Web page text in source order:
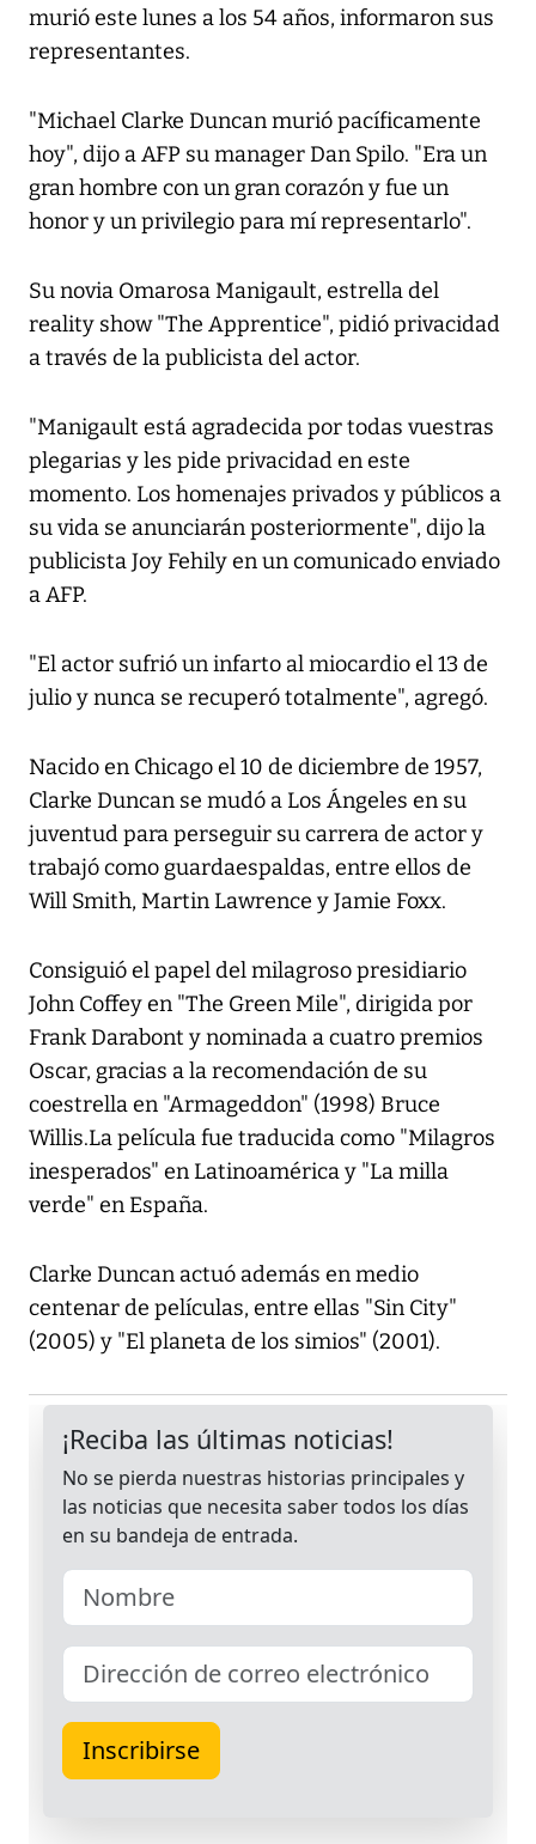
murió este lunes a los 54 años, informaron sus
representantes.
"Michael Clarke Duncan murió pacíficamente
hoy", dijo a AFP su manager Dan Spilo. "Era un
gran hombre con un gran corazón y fue un
honor y un privilegio para mí representarlo".
Su novia Omarosa Manigault, estrella del
reality show "The Apprentice", pidió privacidad
a través de la publicista del actor.
"Manigault está agradecida por todas vuestras
plegarias y les pide privacidad en este
momento. Los homenajes privados y públicos a
su vida se anunciarán posteriormente", dijo la
publicista Joy Fehily en un comunicado enviado
a AFP.
"El actor sufrió un infarto al miocardio el 13 de
julio y nunca se recuperó totalmente", agregó.
Nacido en Chicago el 10 de diciembre de 1957,
Clarke Duncan se mudó a Los Ángeles en su
juventud para perseguir su carrera de actor y
trabajó como guardaespaldas, entre ellos de
Will Smith, Martin Lawrence y Jamie Foxx.
Consiguió el papel del milagroso presidiario
John Coffey en "The Green Mile", dirigida por
Frank Darabont y nominada a cuatro premios
Oscar, gracias a la recomendación de su
coestrella en "Armageddon" (1998) Bruce
Willis.La película fue traducida como "Milagros
inesperados" en Latinoamérica y "La milla
verde" en España.
Clarke Duncan actuó además en medio
centenar de películas, entre ellas "Sin City"
(2005) y "El planeta de los simios" (2001).